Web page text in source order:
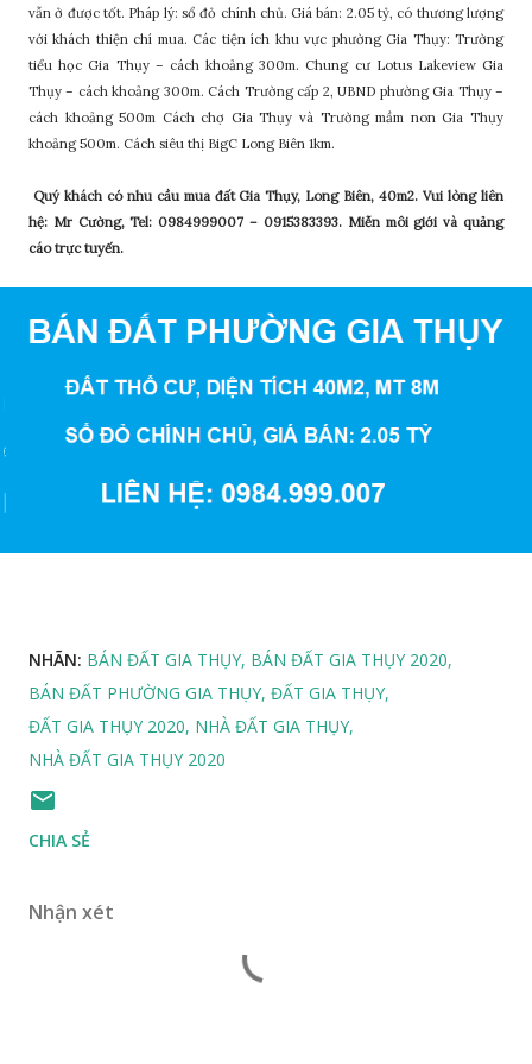
vẫn ở được tốt. Pháp lý: sổ đỏ chính chủ. Giá bán: 2.05 tỷ, có thương lượng
với khách thiện chí mua. Các tiện ích khu vực phường Gia Thụy: Trường
tiểu học Gia Thụy – cách khoảng 300m. Chung cư Lotus Lakeview Gia
Thụy – cách khoảng 300m. Cách Trường cấp 2, UBND phường Gia Thụy –
cách khoảng 500m Cách chợ Gia Thụy và Trường mầm non Gia Thụy
khoảng 500m. Cách siêu thị BigC Long Biên 1km.
Quý khách có nhu cầu mua đất Gia Thụy, Long Biên, 40m2. Vui lòng liên
hệ: Mr Cường, Tel: 0984999007 – 0915383393. Miễn môi giới và quảng
cáo trực tuyến.
NHÃN: BÁN ĐẤT GIA THỤY BÁN ĐẤT GIA THỤY 2020
BÁN ĐẤT PHƯỜNG GIA THỤY ĐẤT GIA THỤY
ĐẤT GIA THỤY 2020 NHÀ ĐẤT GIA THỤY
NHÀ ĐẤT GIA THỤY 2020
CHIA SẺ
Nhận xét